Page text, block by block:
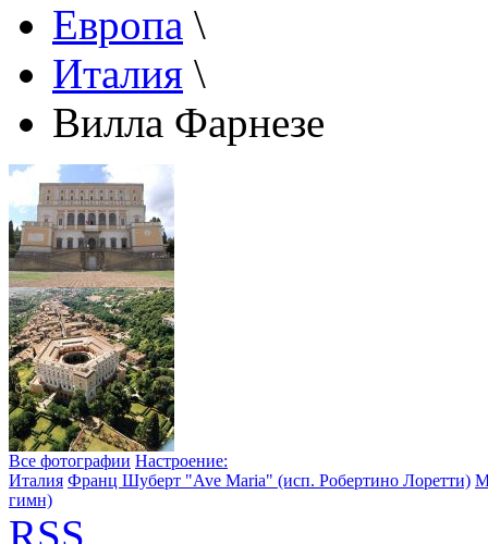
Европа \
Италия \
Вилла Фарнезе
Все фотографии Настроение:
Италия Франц Шуберт "Ave Maria" (исп. Робертино Лоретти)
гимн)